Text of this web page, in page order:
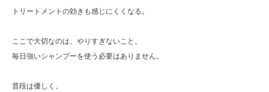
トリートメントの効きも感じにくくなる。
ここで大切なのは、やりすぎないこと。
毎日強いシャンプーを使う必要はありません。
普段は優しく。